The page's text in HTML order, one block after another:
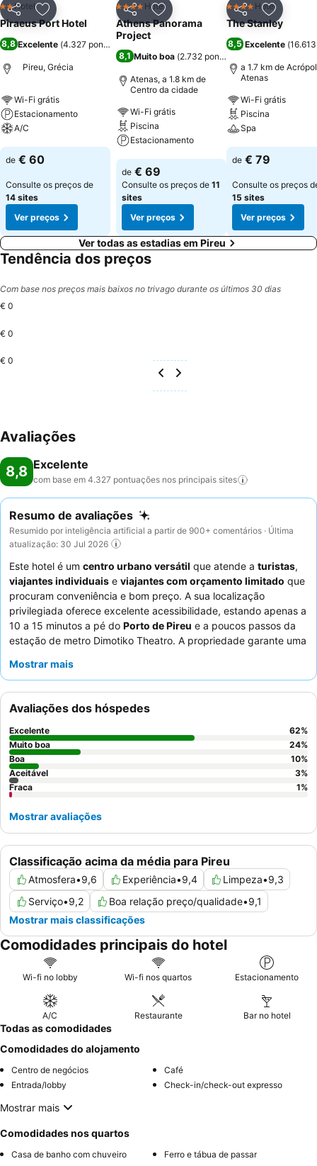
PartilharAdicionar aos favoritos
2 Estrelas
Hotel
Piraeus Port Hotel
8,8Excelente (4.327 pontuações)
Pireu, Grécia
Wi-Fi grátis
Estacionamento
A/C
Ver preços
de € 60
Consulte os preços de
14 sites
Ver preços
PartilharAdicionar aos favoritos
4 EstrelasHotel
Athens Panorama
Project
8,1 Muito boa (2.732 pontuações
Atenas, a 1.8 km de
Centro da cidade
Wi-Fi grátis
Piscina
Estacionamento
Ver preços
de € 69
Consulte os preços de 11
sites
Ver preços
Partilhar
4 EstrelasHotel
The Stanley
8,5 Excelente (
a 1.7 km de
Atenas
Wi-Fi grátis
Piscina
Spa
Ver preços
de € 79
Consulte os preços
15 sites
Ver preços
Ver todas as estadias em Pireu
Tendência dos preços
Com base nos preços mais baixos no trivago durante os últimos 30 dias
€ 0
€ 0
€ 0
Avaliações
8,8 Excelente
com base em 4.327 pontuações nos principais sites
Resumo de avaliações
Resumido por inteligência artificial a partir de 900+ comentários · Última
atualização: 30 Jul 2026
Este hotel é um centro urbano versátil que atende a turistas,
viajantes individuais e viajantes com orçamento limitado que
procuram conveniência e bom preço. A sua localização
privilegiada oferece excelente acessibilidade, estando apenas a
10 a 15 minutos a pé do Porto de Pireu e a poucos passos da
estação de metro Dimotiko Theatro. A propriedade garante uma
equipado eWiFi
de pequeno-almoço
ou vistas, considere solicitar um quarto num andar superior com
varanda.
Mostrar mais
Classificação acima da média para Pireu
Atmosfera•9,6 Experiência•9,4 Limpeza•9,3
Serviço•9,2 Boa relação preço/qualidade•9,1
Mostrar mais classificações
Avaliações dos hóspedes
Excelente 62%
Muito boa
24%
Boa
10%
Aceitável
3%
Fraca
1%
Mostrar avaliações
Comodidades principais do hotel
Wi-fi no lobby Wi-fi nos quartos Estacionamento
A/C Restaurante Bar no hotel
Todas as comodidades
Comodidades do alojamento
Centro de negócios
Café
Entrada/lobby
Check-in/check-out expresso
Mostrar mais
Comodidades nos quartos
Casa de banho com chuveiro
Ferro e tábua de passar